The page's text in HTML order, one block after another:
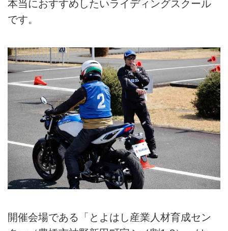
本当におすすめしたいライディングスクール
です。
開催会場である「とよはし産業人材育成セン